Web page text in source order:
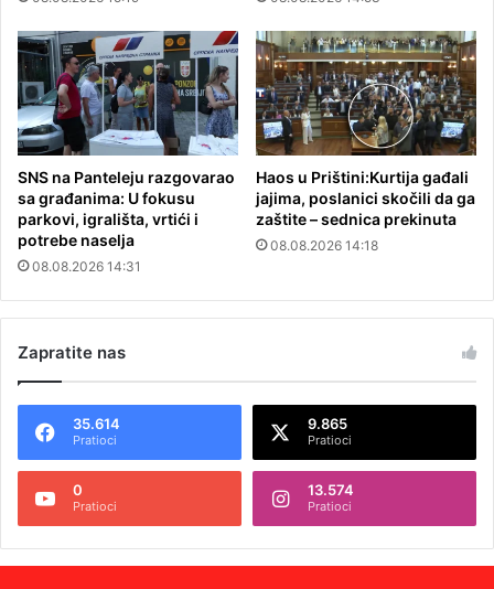
SNS na Panteleju razgovarao
sa građanima: U fokusu
parkovi, igrališta, vrtići i
potrebe naselja
08.08.2026 14:31
Haos u Prištini:Kurtija gađali
jajima, poslanici skočili da ga
zaštite – sednica prekinuta
08.08.2026 14:18
Zapratite nas
35.614
Pratioci
9.865
Pratioci
0
Pratioci
13.574
Pratioci